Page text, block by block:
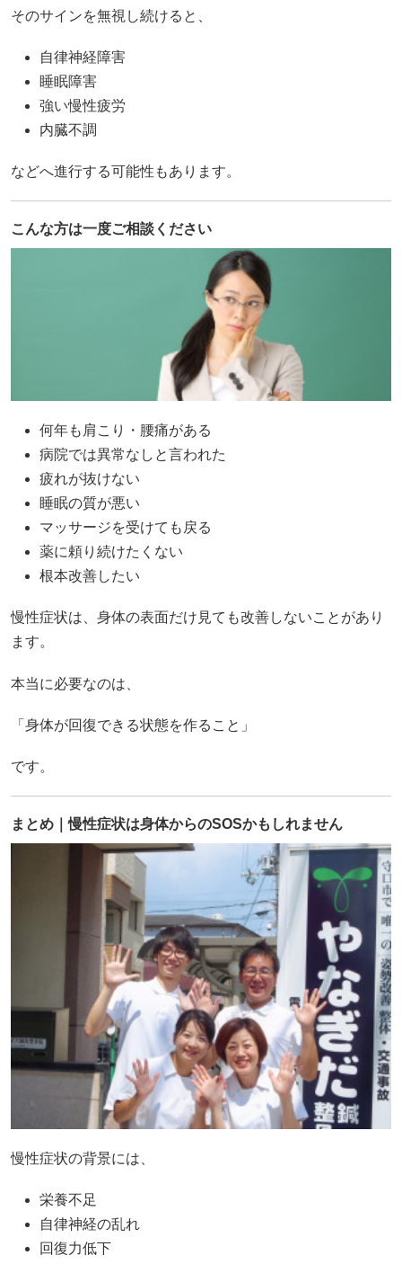
そのサインを無視し続けると、
自律神経障害
睡眠障害
強い慢性疲労
内臓不調
などへ進行する可能性もあります。
こんな方は一度ご相談ください
何年も肩こり・腰痛がある
病院では異常なしと言われた
疲れが抜けない
睡眠の質が悪い
マッサージを受けても戻る
薬に頼り続けたくない
根本改善したい
慢性症状は、身体の表面だけ見ても改善しないことがあり
ます。
本当に必要なのは、
「身体が回復できる状態を作ること」
です。
まとめ｜慢性症状は身体からのSOSかもしれません
慢性症状の背景には、
栄養不足
自律神経の乱れ
回復力低下